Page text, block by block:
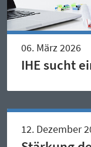
06. März 2026
IHE sucht
12. Dezember